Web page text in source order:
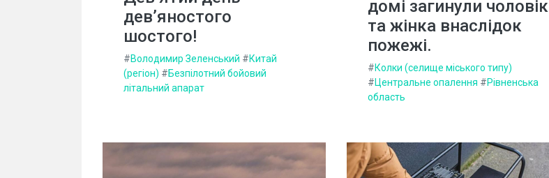
дев’яностого
шостого!
#Володимир Зеленський #Китай
(регіон) #Безпілотний бойовий
літальний апарат
домі загинули чоловік
та жінка внаслідок
пожежі.
#Колки (селище міського типу)
#Центральне опалення #Рівненська
область